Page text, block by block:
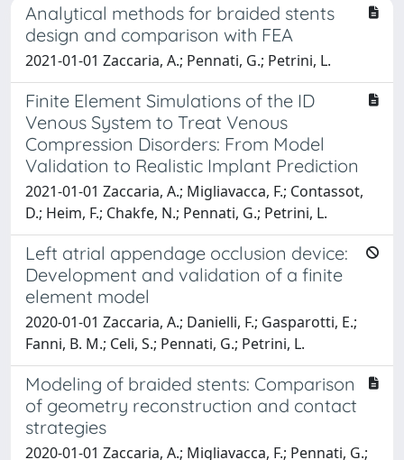
Analytical methods for braided stents
design and comparison with FEA
2021-01-01 Zaccaria, A.; Pennati, G.; Petrini, L.
Finite Element Simulations of the ID
Venous System to Treat Venous
Compression Disorders: From Model
Validation to Realistic Implant Prediction
2021-01-01 Zaccaria, A.; Migliavacca, F.; Contassot,
D.; Heim, F.; Chakfe, N.; Pennati, G.; Petrini, L.
Left atrial appendage occlusion device:
Development and validation of a finite
element model
2020-01-01 Zaccaria, A.; Danielli, F.; Gasparotti, E.;
Fanni, B. M.; Celi, S.; Pennati, G.; Petrini, L.
Modeling of braided stents: Comparison
of geometry reconstruction and contact
strategies
2020-01-01 Zaccaria, A.; Migliavacca, F.; Pennati, G.;